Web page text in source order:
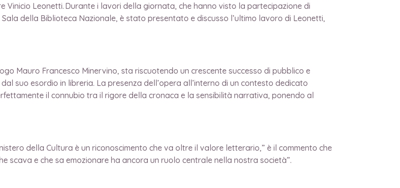
Leonetti. Durante i lavori della giornata, che hanno visto la partecipazione di
della Biblioteca Nazionale, è stato presentato e discusso l’ultimo lavoro di Leonetti,
Mauro Francesco Minervino, sta riscuotendo un crescente successo di pubblico e
suo esordio in libreria. La presenza dell’opera all’interno di un contesto dedicato
il connubio tra il rigore della cronaca e la sensibilità narrativa, ponendo al
della Cultura è un riconoscimento che va oltre il valore letterario,” è il commento che
scava e che sa emozionare ha ancora un ruolo centrale nella nostra società”.